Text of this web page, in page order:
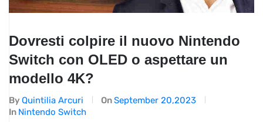
Dovresti colpire il nuovo Nintendo
Switch con OLED o aspettare un
modello 4K?
By Quintilia Arcuri OnSeptember 20,2023
In Nintendo Switch